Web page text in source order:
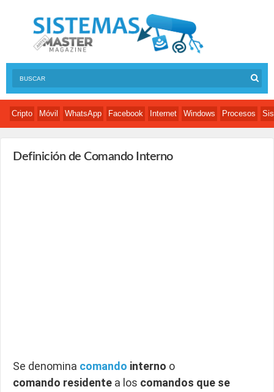
Cripto Móvil WhatsApp Facebook Internet Windows Procesos
Definición de Comando Interno
Se denomina comando interno o
comando residente a los comandos que se